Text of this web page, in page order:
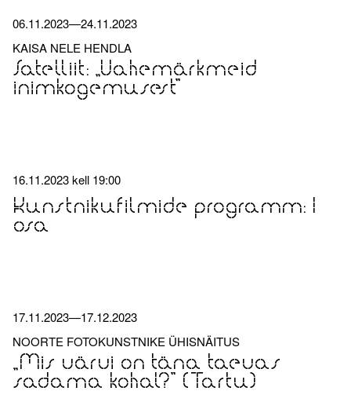
06.11.2023—24.11.2023
KAISA NELE HENDLA
Satelliit: „Vahemärkmeid
inimkogemusest”
16.11.2023kell 19:00
Kunstnikufilmide programm: I
osa
17.11.2023—17.12.2023
NOORTE FOTOKUNSTNIKE ÜHISNÄITUS
„Mis värvi on täna taevas
sadama kohal?” (Tartu)